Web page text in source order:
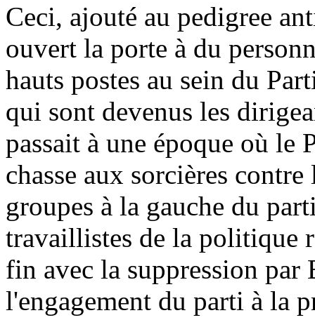
Ceci, ajouté au pedigree
ouvert la porte à du
hauts postes au sein du
qui sont devenus les
passait à une époque où
chasse aux sorcières
groupes à la gauche du
travaillistes de la politique
fin avec la suppression
l'engagement du parti à la